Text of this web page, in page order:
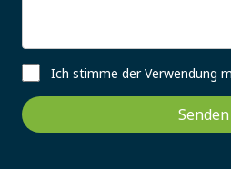
Ich stimme der Verwendung
Senden